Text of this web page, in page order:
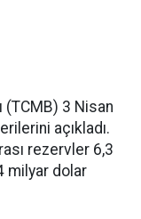
(TCMB) 3 Nisan
açıkladı.
rezervler 6,3
milyar dolar